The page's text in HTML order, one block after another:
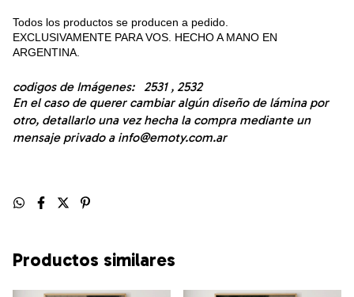
Todos los productos se producen a pedido.
EXCLUSIVAMENTE PARA VOS. HECHO A MANO EN
ARGENTINA.
codigos de Imágenes: 2531 , 2532
En el caso de querer cambiar algún diseño de lámina por
otro, detallarlo una vez hecha la compra mediante un
mensaje privado a info@emoty.com.ar
Productos similares